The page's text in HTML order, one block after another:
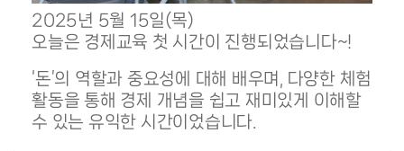
2025년 5월 15일(목)
오늘은 경제교육 첫 시간이 진행되었습니다~!
‘돈’의 역할과 중요성에 대해 배우며, 다양한 체험
활동을 통해 경제 개념을 쉽고 재미있게 이해할
수 있는 유익한 시간이었습니다.